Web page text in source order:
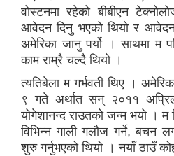
वोस्टनमा रहेको बीबीएन
आवेदन दिनु भएको थियो र आवेदन
अमेरिका जानु पर्यो । साथमा म
काम राम्रै चल्दै थियो ।
त्यतिबेला म गर्भवती थिए ।
९ गते अर्थात सन् २०११
योगेशानन्द राउतको जन्म भयो । म
विभिन्न गाली गलौज गर्ने, बचन
शुरु गर्नुभएको थियो । नयाँ ठाउँ